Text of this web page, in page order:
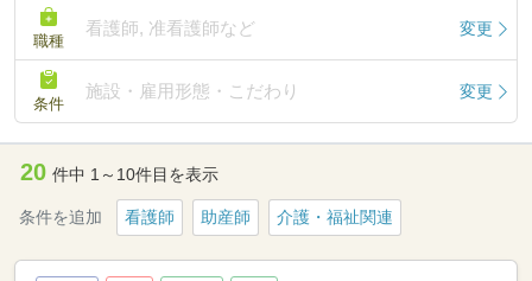
職種
看護師, 准看護師など 変更
条件
施設・雇用形態・こだわり 変更
20 件中 1～10件目を表示
条件を追加 看護師 助産師 介護・福祉関連